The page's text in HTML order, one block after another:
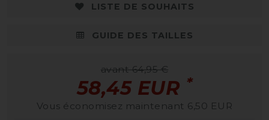
LISTE DE SOUHAITS
GUIDE DES TAILLES
avant 64,95 €
58,45 EUR *
Vous économisez maintenant 6,50 EUR